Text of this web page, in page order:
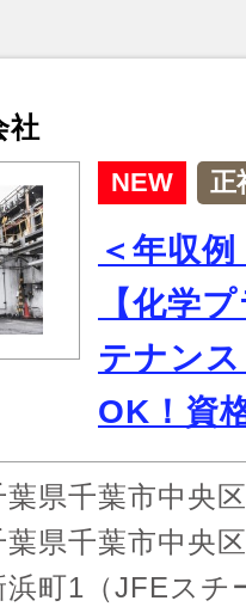
社
NEW 正
＜年収
【化学
テナン
OK！資
葉県千葉市中央区
葉県千葉市中央区
浜町1（JFEスチ